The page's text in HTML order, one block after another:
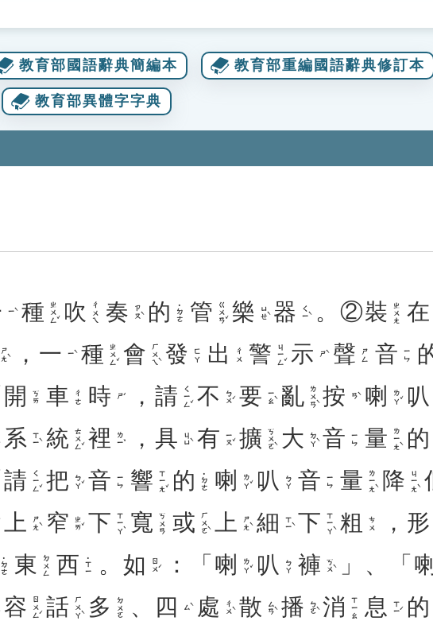
教育部國語辭典簡編本 教育部重編國語辭典修訂本
教育部異體字字典
ㄧˋ 種 ㄓㄨㄥˇ 吹 ㄔㄨㄟ 奏 ㄗㄡˋ 的 ˙ㄉㄜ 管 ㄍㄨㄢˇ 樂 ㄩㄝˋ 器 ㄑㄧˋ 。②裝 ㄓㄨㄤ 在
ㄕㄤˋ ， 一 ㄧˋ 種 ㄓㄨㄥˇ 會 ㄏㄨㄟˋ 發 ㄈㄚ 出 ㄔㄨ 警 ㄐㄧㄥˇ 示 ㄕˋ 聲 ㄕㄥ 音 ㄧㄣ
開 ㄎㄞ 車 ㄔㄜ 時 ㄕˊ ， 請 ㄑㄧㄥˇ 不 ㄅㄨˊ 要 ㄧㄠˋ 亂 ㄌㄨㄢˋ 按 ㄢˋ 喇 ㄌㄚˇ 叭
系 ㄒㄧˋ 統 ㄊㄨㄥˇ 裡 ㄌㄧˇ ， 具 ㄐㄩˋ 有 ㄧㄡˇ 擴 ㄎㄨㄛˋ 大 ㄉㄚˋ 音 ㄧㄣ 量 ㄌㄧㄤˋ 的
請 ㄑㄧㄥˇ 把 ㄅㄚˇ 音 ㄧㄣ 響 ㄒㄧㄤˇ 的 ˙ㄉㄜ 喇 ㄌㄚˇ 叭 ㄅㄚ 音 ㄧㄣ 量 ㄌㄧㄤˋ 降 ㄐㄧㄤˋ
上 ㄕㄤˋ 窄 ㄓㄞˇ 下 ㄒㄧㄚˋ 寬 ㄎㄨㄢ 或 ㄏㄨㄛˋ 上 ㄕㄤˋ 細 ㄒㄧˋ 下 ㄒㄧㄚˋ 粗 ㄘㄨ ， 形
˙ㄉㄜ 東 ㄉㄨㄥ 西 ˙ㄒㄧ 。 如 ㄖㄨˊ ：「 喇 ㄌㄚˇ 叭 ㄅㄚ 褲 ㄎㄨˋ 」、「
容 ㄖㄨㄥˊ 話 ㄏㄨㄚˋ 多 ㄉㄨㄛ 、 四 ㄙˋ 處 ㄔㄨˋ 散 ㄙㄢˋ 播 ㄅㄛˋ 消 ㄒㄧㄠ 息 ㄒㄧˊ 的